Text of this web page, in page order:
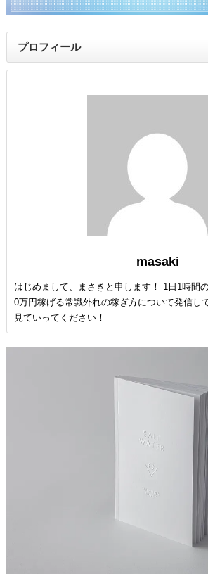
プロフィール
masaki
はじめまして、まさきと申します！ 1日1時間
0万円稼げる常識外れの稼ぎ方について発信し
見ていってください！